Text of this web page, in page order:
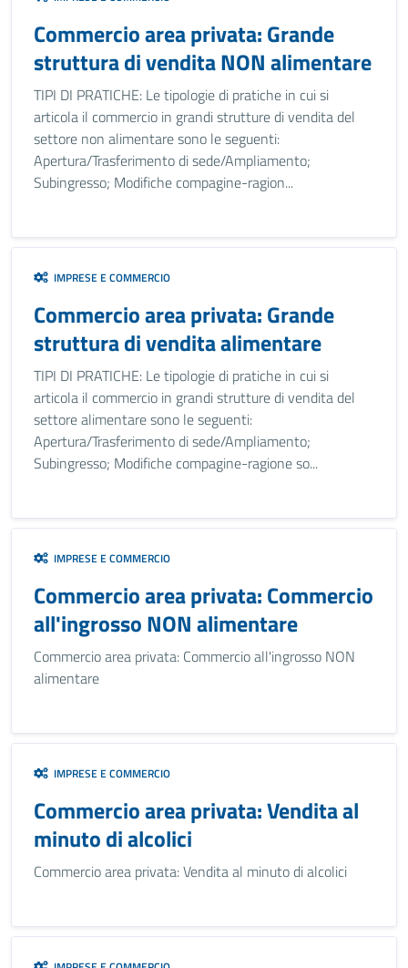
Commercio area privata: Grande
struttura di vendita NON alimentare
TIPI DI PRATICHE: Le tipologie di pratiche in cui si
articola il commercio in grandi strutture di vendita del
settore non alimentare sono le seguenti:
Apertura/Trasferimento di sede/Ampliamento;
Subingresso; Modifiche compagine-ragion...
IMPRESE E COMMERCIO
Commercio area privata: Grande
struttura di vendita alimentare
TIPI DI PRATICHE: Le tipologie di pratiche in cui si
articola il commercio in grandi strutture di vendita del
settore alimentare sono le seguenti:
Apertura/Trasferimento di sede/Ampliamento;
Subingresso; Modifiche compagine-ragione so...
IMPRESE E COMMERCIO
Commercio area privata: Commercio
all'ingrosso NON alimentare
Commercio area privata: Commercio all'ingrosso NON
alimentare
IMPRESE E COMMERCIO
Commercio area privata: Vendita al
minuto di alcolici
Commercio area privata: Vendita al minuto di alcolici